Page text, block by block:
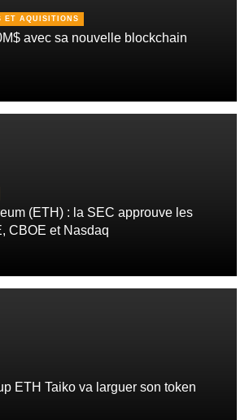
ET AQUISITIONS
avec sa nouvelle blockchain
(ETH) : la SEC approuve les
CBOE et Nasdaq
ETH Taiko va larguer son token